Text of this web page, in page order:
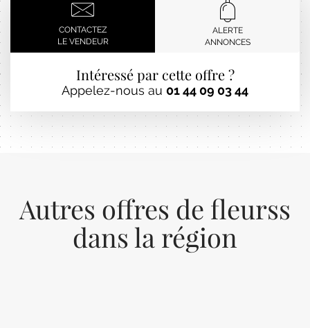
CONTACTEZ
LE VENDEUR
ALERTE
ANNONCES
Intéressé par cette offre ?
Appelez-nous au 01 44 09 03 44
Autres offres de fleurss
dans la région